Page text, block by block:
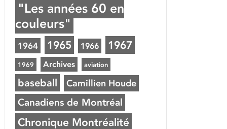
"Les années 60 en
couleurs"
1964 1965 1966 1967
1969 Archives aviation
baseball Camillien Houde
Canadiens de Montréal
Chronique Montréalité